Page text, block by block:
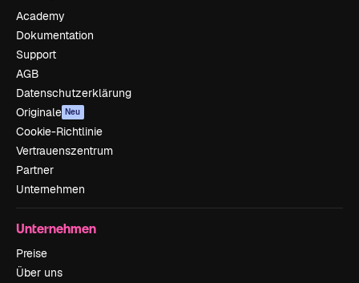
Academy
Dokumentation
Support
AGB
Datenschutzerklärung
Originale Neu
Cookie-Richtlinie
Vertrauenszentrum
Partner
Unternehmen
Unternehmen
Preise
Über uns